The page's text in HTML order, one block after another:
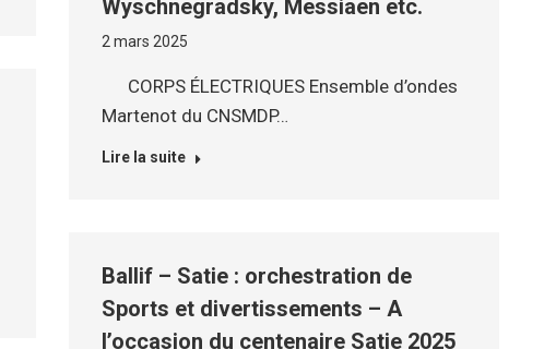
Wyschnegradsky, Messiaen etc.
2 mars 2025
CORPS ÉLECTRIQUES Ensemble d’ondes
Martenot du CNSMDP…
Lire la suite
Ballif – Satie : orchestration de
Sports et divertissements – A
l’occasion du centenaire Satie 2025